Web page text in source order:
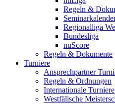
Regeln &
Regionalliga
Bundesliga
nuScore
Regeln & Dokumente
Turniere
Ansprechpartner
Regeln & Ordnungen
Internationale Turniere
Westfälische